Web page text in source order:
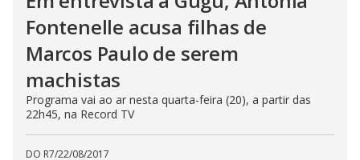
Fontenelle acusa filhas de
Marcos Paulo de serem
machistas
Programa vai ao ar nesta quarta-feira (20), a partir das
22h45, na Record TV
DO R7/22/08/2017